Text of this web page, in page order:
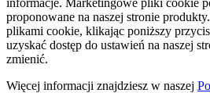
proponowane na naszej stronie
plikami cookie, klikając poniższy
uzyskać dostęp do ustawień na naszej
zmienić.
Więcej informacji znajdziesz w naszej